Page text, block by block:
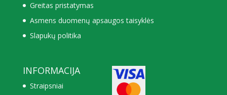
Greitas pristatymas
Asmens duomenų apsaugos taisyklės
Slapukų politika
INFORMACIJA
Straipsniai